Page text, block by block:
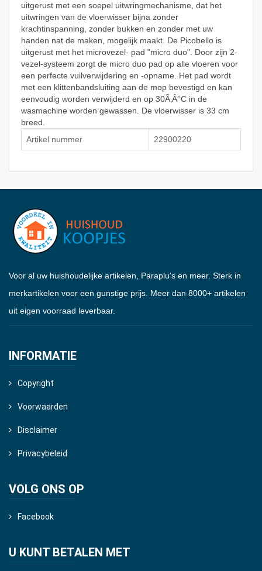
uitgerust met een soepel uitwringmechanisme, dat het
uitwringen van de vloerwisser bijna zonder
krachtinspanning, zonder bukken en zonder met uw
handen nat de maken, mogelijk maakt. De Picobello is
uitgerust met het microvezel- pad "micro duo". Door zijn 2-
vezel-systeem zorgt de micro duo pad op alle vloeren voor
een perfecte vuilverwijdering en -opname. Het pad wordt
met een klittenbandsluiting aan de mop bevestigd en kan
eenvoudig worden verwijderd en op 30Ã‚Â°C in de
wasmachine worden gewassen. De vloerwisser is 33 cm
breed.
Artikel nummer
22900220
Voor al uw huishoudelijke artikelen, Paraplu's en meer. Sterk in
merkartikelen voor een gunstige prijs. Meer dan 8000+ artikelen
uit eigen voorraad leverbaar.
INFORMATIE
Copyright
Voorwaarden
Disclaimer
Privacybeleid
VOLG ONS OP
Facebook
U KUNT BETALEN MET